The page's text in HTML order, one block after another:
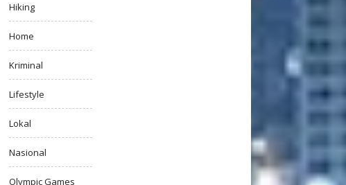
Hiking
Home
Kriminal
Lifestyle
Lokal
Nasional
Olympic Games